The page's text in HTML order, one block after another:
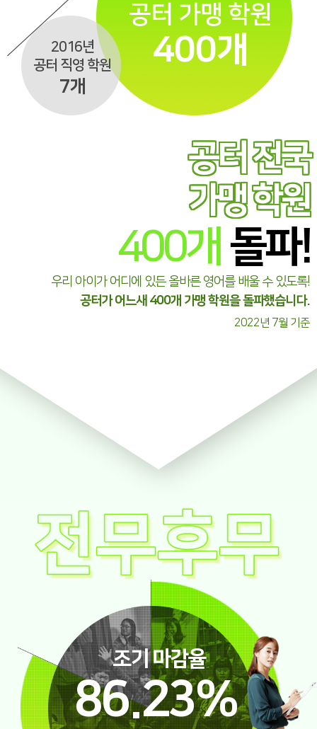
2016년
공터 직영 학원
7개
공터 가맹 학원
400개
공터 전국
가맹 학원
400개 돌파!
우리 아이가 어디에 있든 올바른 영어를 배울 수 있도록!
공터가 어느새 400개 가맹 학원을 돌파했습니다.
2022년 7월 기준
조기 마감율
86.23%